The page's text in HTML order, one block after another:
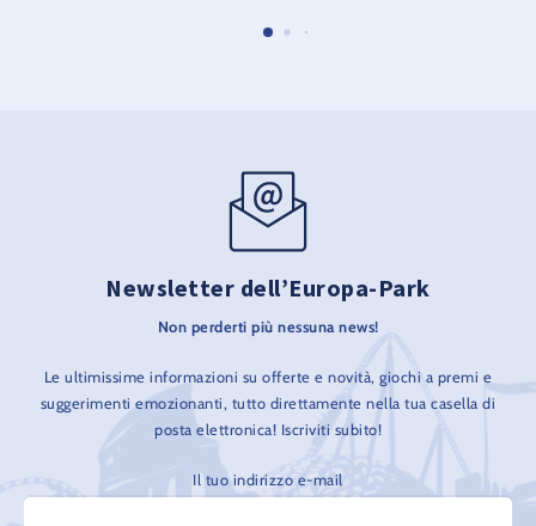
Newsletter dell’Europa-Park
Non perderti più nessuna news!
Le ultimissime informazioni su offerte e novità, giochi a premi e
suggerimenti emozionanti, tutto direttamente nella tua casella di
posta elettronica! Iscriviti subito!
Il tuo indirizzo e-mail